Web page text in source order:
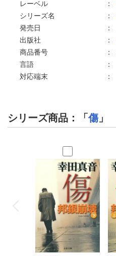
レーベル
：
シリーズ名
：
発売日
：
出版社
：
商品番号
：
言語
：
対応端末
：
シリーズ商品：「傷」